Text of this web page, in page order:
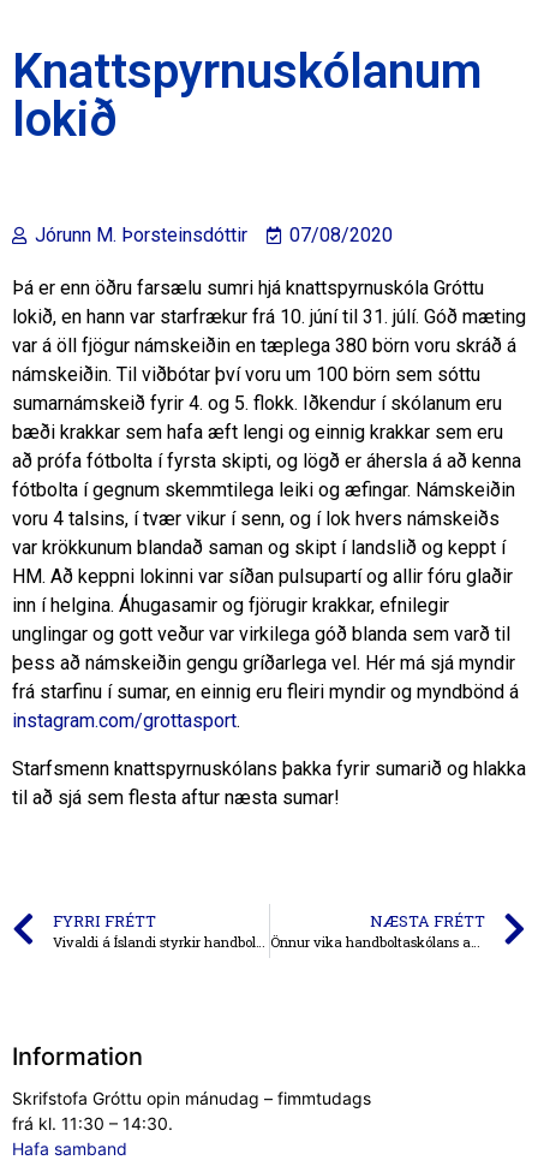
Knattspyrnuskólanum
lokið
Jórunn M. Þorsteinsdóttir 07/08/2020
Þá er enn öðru farsælu sumri hjá knattspyrnuskóla Gróttu
lokið, en hann var starfrækur frá 10. júní til 31. júlí. Góð mæting
var á öll fjögur námskeiðin en tæplega 380 börn voru skráð á
námskeiðin. Til viðbótar því voru um 100 börn sem sóttu
sumarnámskeið fyrir 4. og 5. flokk. Iðkendur í skólanum eru
bæði krakkar sem hafa æft lengi og einnig krakkar sem eru
að prófa fótbolta í fyrsta skipti, og lögð er áhersla á að kenna
fótbolta í gegnum skemmtilega leiki og æfingar. Námskeiðin
voru 4 talsins, í tvær vikur í senn, og í lok hvers námskeiðs
var krökkunum blandað saman og skipt í landslið og keppt í
HM. Að keppni lokinni var síðan pulsupartí og allir fóru glaðir
inn í helgina. Áhugasamir og fjörugir krakkar, efnilegir
unglingar og gott veður var virkilega góð blanda sem varð til
þess að námskeiðin gengu gríðarlega vel. Hér má sjá myndir
frá starfinu í sumar, en einnig eru fleiri myndir og myndbönd á
instagram.com/grottasport.
Starfsmenn knattspyrnuskólans þakka fyrir sumarið og hlakka
til að sjá sem flesta aftur næsta sumar!
FYRRI FRÉTT
Vivaldi á Íslandi styrkir handboltann í Gróttu
NÆSTA FRÉTT
Önnur vika handboltaskólans að klárast og laus pláss í viku þrjú
Information
Skrifstofa Gróttu opin mánudag – fimmtudags
frá kl. 11:30 – 14:30.
Hafa samband